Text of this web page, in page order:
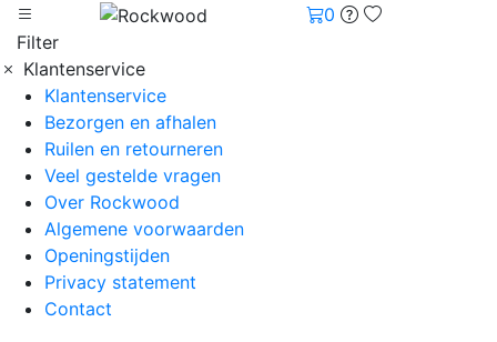
0
Filter
Klantenservice
Klantenservice
Bezorgen en afhalen
Ruilen en retourneren
Veel gestelde vragen
Over Rockwood
Algemene voorwaarden
Openingstijden
Privacy statement
Contact